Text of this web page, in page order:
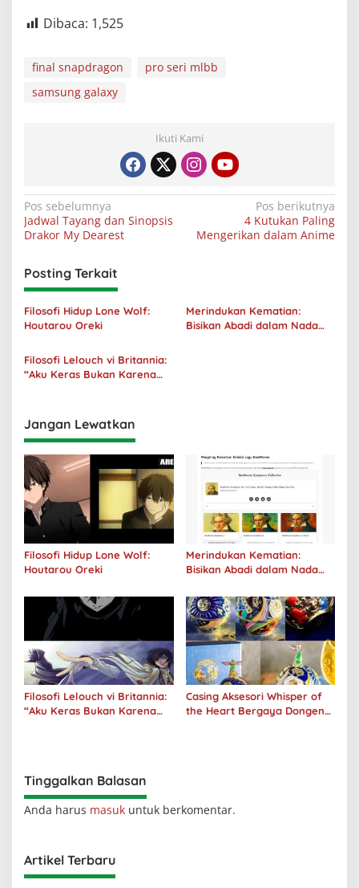
Dibaca: 1,525
final snapdragon
pro seri mlbb
samsung galaxy
Ikuti Kami
Navigasi
pos
Pos sebelumnya
Jadwal Tayang dan Sinopsis
Drakor My Dearest
Pos berikutnya
4 Kutukan Paling
Mengerikan dalam Anime
Posting Terkait
Filosofi Hidup Lone Wolf:
Houtarou Oreki
Merindukan Kematian:
Bisikan Abadi dalam Nada
Filosofi Lelouch vi Britannia:
“Aku Keras Bukan Karena
Jangan Lewatkan
Filosofi Hidup Lone Wolf:
Houtarou Oreki
Merindukan Kematian:
Bisikan Abadi dalam Nada
Filosofi Lelouch vi Britannia:
“Aku Keras Bukan Karena
Casing Aksesori Whisper of
the Heart Bergaya Dongeng
Tinggalkan Balasan
Anda harus masuk untuk berkomentar.
Artikel Terbaru